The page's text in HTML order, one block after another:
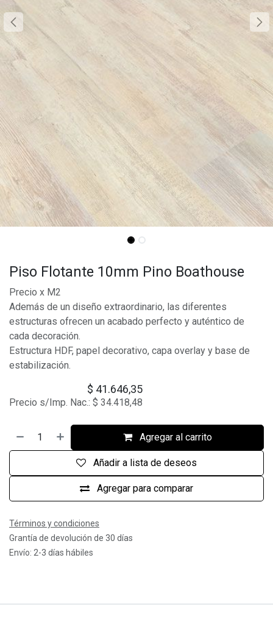
Piso Flotante 10mm Pino Boathouse
Precio x M2
Además de un diseño extraordinario, las diferentes
estructuras ofrecen un acabado perfecto y auténtico de
cada decoración.
Estructura HDF, papel decorativo, capa overlay y base de
estabilización.
$ 41.646,35
Precio s/Imp. Nac.: $ 34.418,48
Agregar al carrito
Agregar para comparar
Añadir a lista de deseos
Términos y condiciones
Grantía de devolución de 30 días
Envío: 2-3 días hábiles